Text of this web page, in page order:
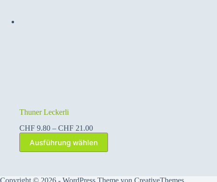
Thuner Leckerli
CHF 9.80 – CHF 21.00Preisspanne:
CHF 9.80
bis
CHF 21.00
Ausführung wählen
Dieses
weist
auf.
Copyright © 2026 - WordPress Theme von CreativeThemes